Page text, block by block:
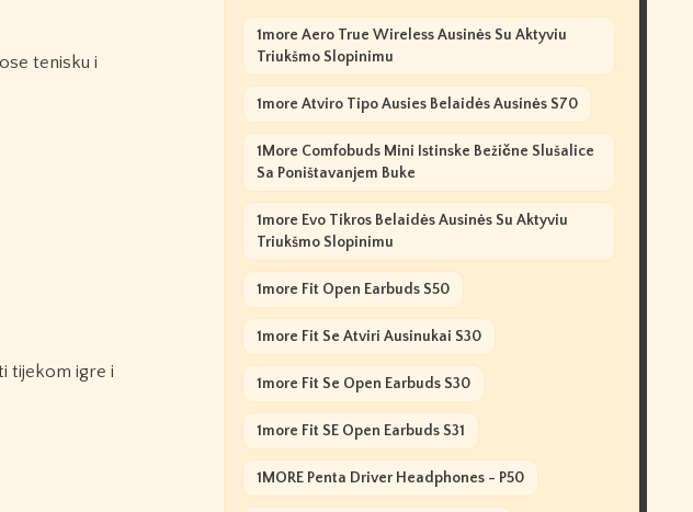
1more Aero True Wireless Ausinės Su Aktyviu
Triukšmo Slopinimu
1more Atviro Tipo Ausies Belaidės Ausinės S70
1More Comfobuds Mini Istinske Bežične Slušalice
Sa Poništavanjem Buke
1more Evo Tikros Belaidės Ausinės Su Aktyviu
Triukšmo Slopinimu
1more Fit Open Earbuds S50
1more Fit Se Atviri Ausinukai S30
1more Fit Se Open Earbuds S30
1more Fit SE Open Earbuds S31
1MORE Penta Driver Headphones - P50